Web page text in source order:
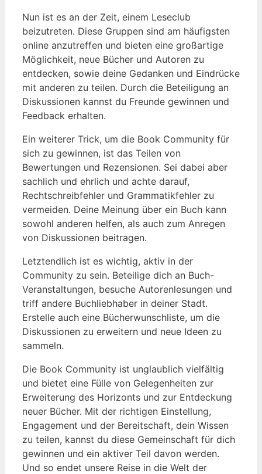
Nun ist es an der Zeit, einem Leseclub
beizutreten. Diese Gruppen sind am häufigsten
online anzutreffen und bieten eine großartige
Möglichkeit, neue Bücher und Autoren zu
entdecken, sowie deine Gedanken und Eindrücke
mit anderen zu teilen. Durch die Beteiligung an
Diskussionen kannst du Freunde gewinnen und
Feedback erhalten.
Ein weiterer Trick, um die Book Community für
sich zu gewinnen, ist das Teilen von
Bewertungen und Rezensionen. Sei dabei aber
sachlich und ehrlich und achte darauf,
Rechtschreibfehler und Grammatikfehler zu
vermeiden. Deine Meinung über ein Buch kann
sowohl anderen helfen, als auch zum Anregen
von Diskussionen beitragen.
Letztendlich ist es wichtig, aktiv in der
Community zu sein. Beteilige dich an Buch-
Veranstaltungen, besuche Autorenlesungen und
triff andere Buchliebhaber in deiner Stadt.
Erstelle auch eine Bücherwunschliste, um die
Diskussionen zu erweitern und neue Ideen zu
sammeln.
Die Book Community ist unglaublich vielfältig
und bietet eine Fülle von Gelegenheiten zur
Erweiterung des Horizonts und zur Entdeckung
neuer Bücher. Mit der richtigen Einstellung,
Engagement und der Bereitschaft, dein Wissen
zu teilen, kannst du diese Gemeinschaft für dich
gewinnen und ein aktiver Teil davon werden.
Und so endet unsere Reise in die Welt der